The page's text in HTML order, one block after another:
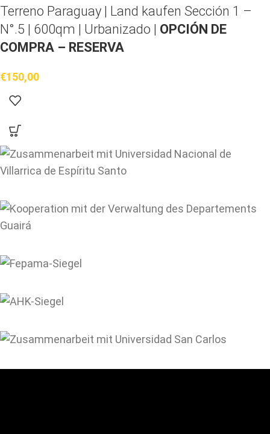
Terreno Paraguay | Land kaufen Sección 1 –
N°.5 | 600qm | Urbanizado | OPCIÓN DE
COMPRA – RESERVA
€150,00